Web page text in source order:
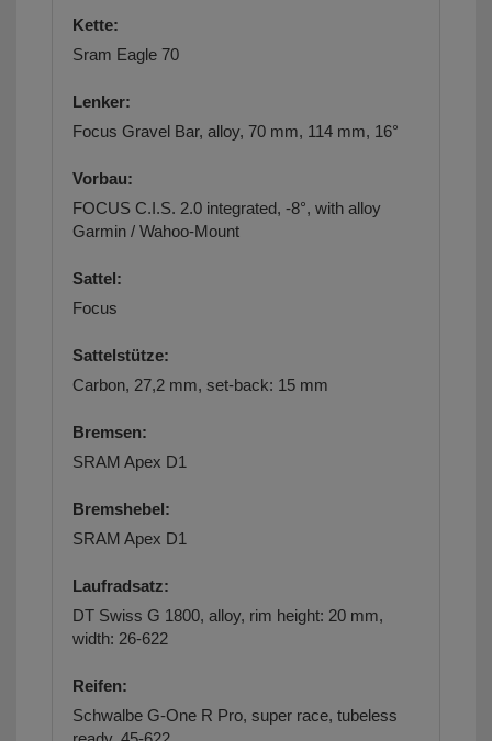
Kette:
Sram Eagle 70
Lenker:
Focus Gravel Bar, alloy, 70 mm, 114 mm, 16°
Vorbau:
FOCUS C.I.S. 2.0 integrated, -8°, with alloy
Garmin / Wahoo-Mount
Sattel:
Focus
Sattelstütze:
Carbon, 27,2 mm, set-back: 15 mm
Bremsen:
SRAM Apex D1
Bremshebel:
SRAM Apex D1
Laufradsatz:
DT Swiss G 1800, alloy, rim height: 20 mm,
width: 26-622
Reifen:
Schwalbe G-One R Pro, super race, tubeless